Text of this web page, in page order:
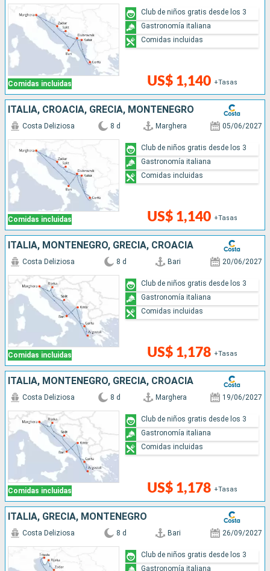
Comidas incluidas US$ 1,140 +Tasas
Club de niños gratis desde los 3
Gastronomía italiana
Comidas incluidas
ITALIA, CROACIA, GRECIA, MONTENEGRO
Comidas incluidas
Costa Deliziosa 8 d Marghera 05/06/2027
US$ 1,140 +Tasas
Club de niños gratis desde los 3
Gastronomía italiana
Comidas incluidas
ITALIA, MONTENEGRO, GRECIA, CROACIA
Comidas incluidas
Costa Deliziosa 8 d Bari 20/06/2027
US$ 1,178 +Tasas
Club de niños gratis desde los 3
Gastronomía italiana
Comidas incluidas
ITALIA, MONTENEGRO, GRECIA, CROACIA
Comidas incluidas
Costa Deliziosa 8 d Marghera 19/06/2027
US$ 1,178 +Tasas
Club de niños gratis desde los 3
Gastronomía italiana
Comidas incluidas
ITALIA, GRECIA, MONTENEGRO
Costa Deliziosa 8 d Bari 26/09/2027
Club de niños gratis desde los 3
Gastronomía italiana